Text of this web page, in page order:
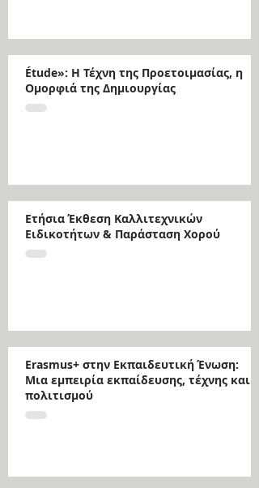
Étude»: Η Τέχνη της Προετοιμασίας, η
Ομορφιά της Δημιουργίας
Ετήσια Έκθεση Καλλιτεχνικών
Ειδικοτήτων & Παράσταση Χορού
Erasmus+ στην Εκπαιδευτική Ένωση:
Μια εμπειρία εκπαίδευσης, τέχνης και
πολιτισμού